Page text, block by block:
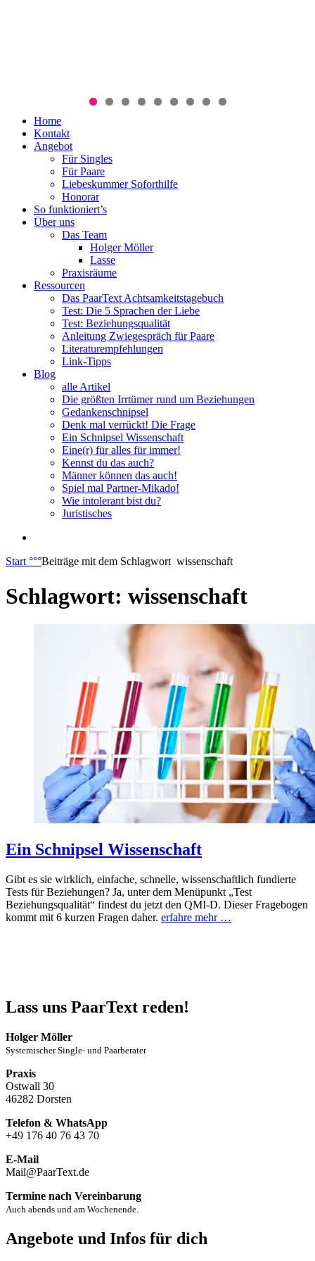
Zum
Inhalt
springen
PaarText
Coaching
Menü
Home
Kontakt
Angebot
Für Singles
Für Paare
Liebeskummer Soforthilfe
Honorar
So funktioniert’s
Über uns
Das Team
Holger Möller
Lasse
Praxisräume
Ressourcen
Das PaarText Achtsamkeitstagebuch
Test: Die 5 Sprachen der Liebe
Test: Beziehungsqualität
Anleitung Zwiegespräch für Paare
Literaturempfehlungen
Link-Tipps
Blog
alle Artikel
Die größten Irrtümer rund um Beziehungen
Gedankenschnipsel
Denk mal verrückt! Die Frage
Ein Schnipsel Wissenschaft
Eine(r) für alles für immer!
Kennst du das auch?
Männer können das auch!
Spiel mal Partner-Mikado!
Wie intolerant bist du?
Juristisches
Start °°°Beiträge mit dem Schlagwort wissenschaft
Schlagwort: wissenschaft
Ein Schnipsel Wissenschaft
Gibt es sie wirklich, einfache, schnelle, wissenschaftlich fundierte
Tests für Beziehungen? Ja, unter dem Menüpunkt „Test
Beziehungsqualität“ findest du jetzt den QMI-D. Dieser Fragebogen
kommt mit 6 kurzen Fragen daher. erfahre mehr …
Lass uns PaarText reden!
Holger Möller
Systemischer Single- und Paarberater
Praxis
Ostwall 30
46282 Dorsten
Telefon & WhatsApp
+49 176 40 76 43 70
E-Mail
Mail@PaarText.de
Termine nach Vereinbarung
Auch abends und am Wochenende.
Angebote und Infos für dich